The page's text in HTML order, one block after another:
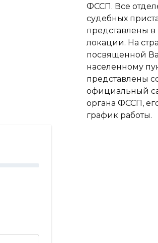
ФССП. Все
судебных
представлены в
локации. На
посвященной
населенному
представлены
официальный
органа ФССП,
график работы.